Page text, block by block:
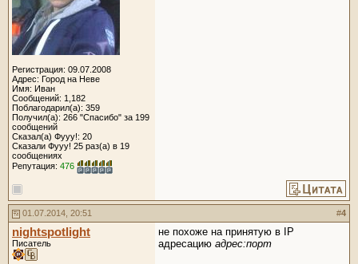
Регистрация: 09.07.2008
Адрес: Город на Неве
Имя: Иван
Сообщений: 1,182
Поблагодарил(а): 359
Получил(а): 266 "Спасибо" за 199
сообщений
Сказал(а) Фууу!: 20
Сказали Фууу! 25 раз(а) в 19
сообщениях
Репутация: 476
01.07.2014, 20:51 #4
nightspotlight
Писатель
не похоже на принятую в IP
адресацию адрес:порт